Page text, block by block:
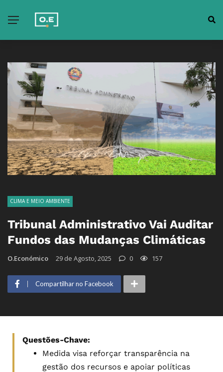
CLIMA E MEIO AMBIENTE
Tribunal Administrativo Vai Auditar
Fundos das Mudanças Climáticas
O.Económico 29 de Agosto, 2025 0 157
Compartilhar no Facebook
Questões-Chave:
Medida visa reforçar transparência na
gestão dos recursos e apoiar políticas